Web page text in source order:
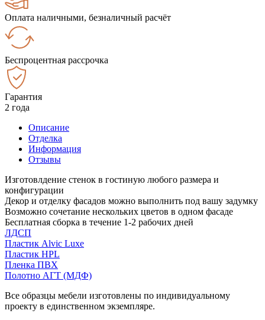
Оплата наличными, безналичный расчёт
Беспроцентная рассрочка
Гарантия
2 года
Описание
Отделка
Информация
Отзывы
Изготовлдение стенок в гостиную любого размера и
конфигурации
Декор и отделку фасадов можно выполнить под вашу задумку
Возможно сочетание нескольких цветов в одном фасаде
Бесплатная сборка в течение 1-2 рабочих дней
ЛДСП
Пластик Alvic Luxe
Пластик HPL
Пленка ПВХ
Полотно АГТ (МДФ)
Все образцы мебели изготовлены по индивидуальному
проекту в единственном экземпляре.